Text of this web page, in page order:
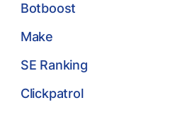
Botboost
Make
SE Ranking
Clickpatrol